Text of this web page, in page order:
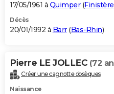
17/05/1961 à Quimper(Finistère
Décès
20/01/1992 à Barr(Bas-Rhin)
Pierre LE JOLLEC (72
Créer une cagnotte obsèques
Naissance